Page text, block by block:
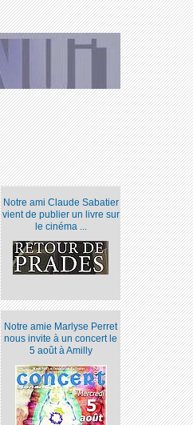
Notre ami Claude Sabatier
vient de publier un livre sur
le cinéma ...
Notre amie Marlyse Perret
nous invite à un concert le
5 août à Amilly